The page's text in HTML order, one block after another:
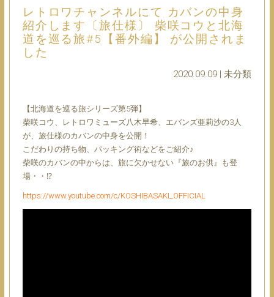
レトロワチャンネルにて カバンの中身
紹介します〔旅仕様〕 柴咲コウと北海
道を巡る旅#5【番外編】 が公開されま
した
2020.09.09 | 未分類
【北海道を巡る旅シリーズ第5弾】
柴咲コウ、レトロワミューズ八木早希、エバンズ亜莉沙の3人
が、旅仕様のカバンの中身を公開！
こだわりの持ち物、パッキング術などをご紹介♪
柴咲のカバンの中からは、旅に欠かせない『旅のお供』も登
場・・⁉︎
https://www.youtube.com/c/KOSHIBASAKI_OFFICIAL